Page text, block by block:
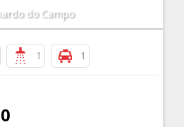
do Campo
1 1